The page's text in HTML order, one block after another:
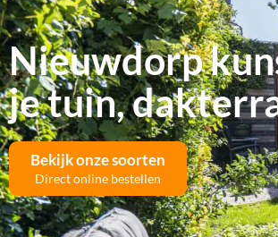
Nieuwdorp
je tuin,
Bekijk onze soorten
Direct online bestellen